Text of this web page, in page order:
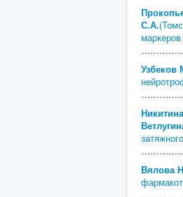
С.А.
маркеров
Вялова